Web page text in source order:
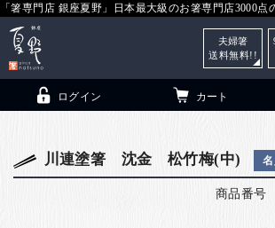
「箸専門店 銀座夏野」日本最大級のお箸専門店3000点
ログイン カート
夫婦箸
送料無料!!
川連塗箸 沈金 松竹梅(中)
商品番号